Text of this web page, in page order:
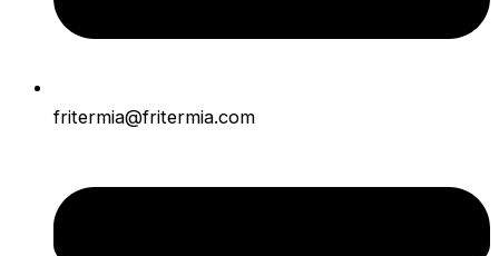
fritermia@fritermia.com